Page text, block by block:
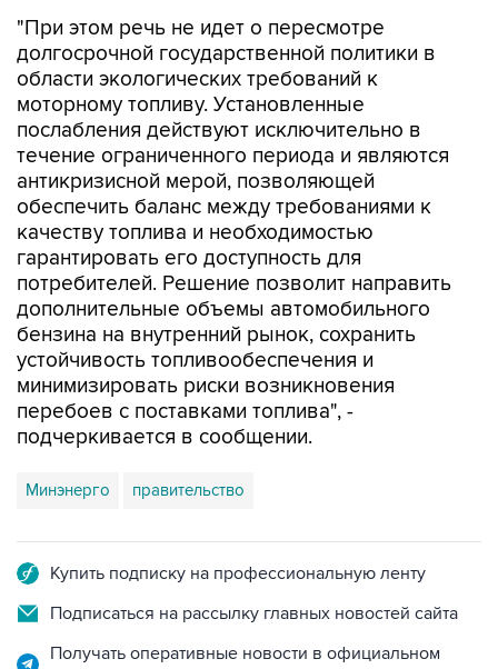
"При этом речь не идет о пересмотре
долгосрочной государственной политики в
области экологических требований к
моторному топливу. Установленные
послабления действуют исключительно в
течение ограниченного периода и являются
антикризисной мерой, позволяющей
обеспечить баланс между требованиями к
качеству топлива и необходимостью
гарантировать его доступность для
потребителей. Решение позволит направить
дополнительные объемы автомобильного
бензина на внутренний рынок, сохранить
устойчивость топливообеспечения и
минимизировать риски возникновения
перебоев с поставками топлива", -
подчеркивается в сообщении.
Минэнерго правительство
Купить подписку на профессиональную ленту
Подписаться на рассылку главных новостей сайта
Получать оперативные новости в официальном